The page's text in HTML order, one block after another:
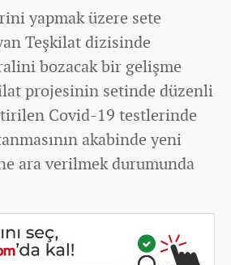
yapmak üzere sete
Teşkilat dizisinde
bozacak bir gelişme
projesinin setinde düzenli
Covid-19 testlerinde
akabinde yeni
ara verilmek durumunda